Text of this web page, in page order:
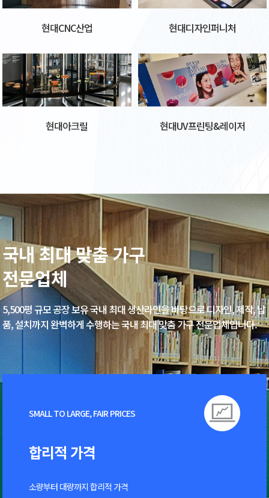
현대CNC산업 현대디자인퍼니처
현대아크릴 현대UV프린팅&레이저
국내 최대 맞춤 가구
전문업체
5,500평 규모 공장 보유국내 최대 생산라인을 바탕으로 디자인, 제작, 납
품, 설치까지완벽하게 수행하는 국내 최대 맞춤 가구 전문업체입니다.
SMALL TO LARGE, FAIR PRICES
합리적 가격
소량부터 대량까지 합리적 가격